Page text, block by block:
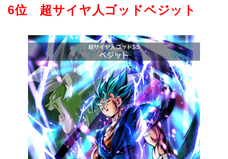
6位 超サイヤ人ゴッドベジット